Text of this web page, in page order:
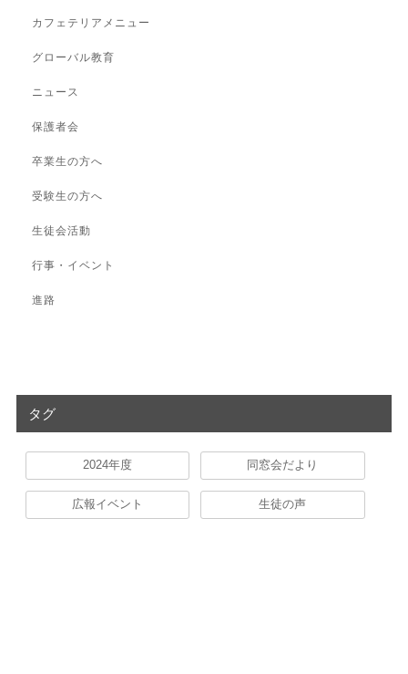
カフェテリアメニュー
グローバル教育
ニュース
保護者会
卒業生の方へ
受験生の方へ
生徒会活動
行事・イベント
進路
タグ
2024年度 同窓会だより
広報イベント 生徒の声